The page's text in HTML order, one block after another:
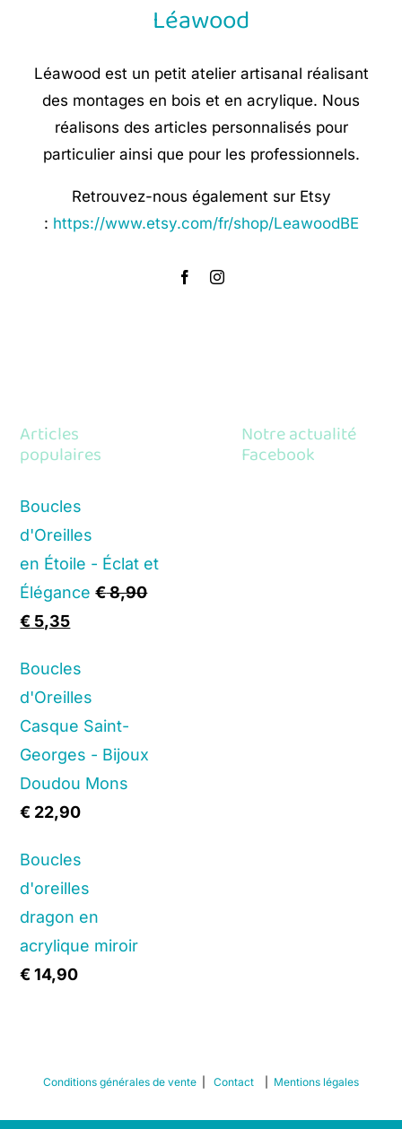
Léawood
Léawood est un petit atelier artisanal réalisant
des montages en bois et en acrylique. Nous
réalisons des articles personnalisés pour
particulier ainsi que pour les professionnels.
Retrouvez-nous également sur Etsy
: https://www.etsy.com/fr/shop/LeawoodBE
Articles
populaires
Boucles
d'Oreilles
en Étoile - Éclat et
Élégance €8,90
Original
was:
€ 8,90.
€ 5,35Current
is:
€ 5,35.
Boucles
d'Oreilles
Casque Saint-
Georges - Bijoux
Doudou Mons
€ 22,90
Boucles
d'oreilles
dragon en
acrylique miroir
€14,90
Notre actualité
Facebook
Conditions générales de vente Contact Mentions légales